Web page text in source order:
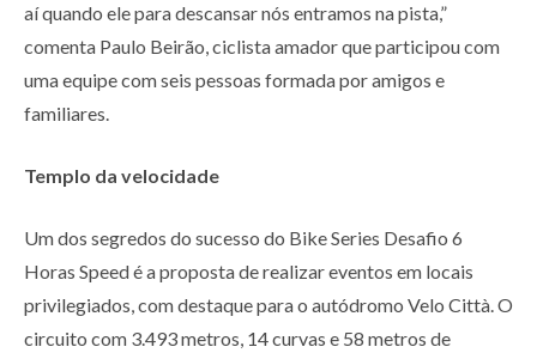
aí quando ele para descansar nós entramos na pista,”
comenta Paulo Beirão, ciclista amador que participou com
uma equipe com seis pessoas formada por amigos e
familiares.
Templo da velocidade
Um dos segredos do sucesso do Bike Series Desafio 6
Horas Speed é a proposta de realizar eventos em locais
privilegiados, com destaque para o autódromo Velo Città. O
circuito com 3.493 metros, 14 curvas e 58 metros de